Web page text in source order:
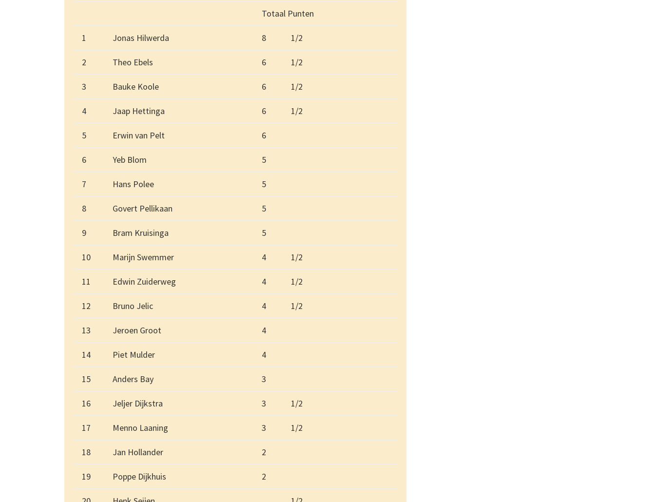
Totaal Punten
1 Jonas Hilwerda 8 1/2
2 Theo Ebels 6 1/2
3 Bauke Koole 6 1/2
4 Jaap Hettinga 6 1/2
5 Erwin van Pelt 6
6 Yeb Blom 5
7 Hans Polee 5
8 Govert Pellikaan 5
9 Bram Kruisinga 5
10 Marijn Swemmer 4 1/2
11 Edwin Zuiderweg 4 1/2
12 Bruno Jelic 4 1/2
13 Jeroen Groot 4
14 Piet Mulder 4
15 Anders Bay 3
16 Jeljer Dijkstra 3 1/2
17 Menno Laaning 3 1/2
18 Jan Hollander 2
19 Poppe Dijkhuis 2